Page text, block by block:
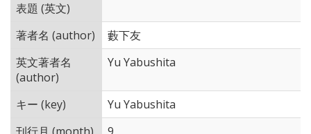
表題 (英文)
著者名 (author)
藪下友
英文著者名
(author)
Yu Yabushita
キー (key)
Yu Yabushita